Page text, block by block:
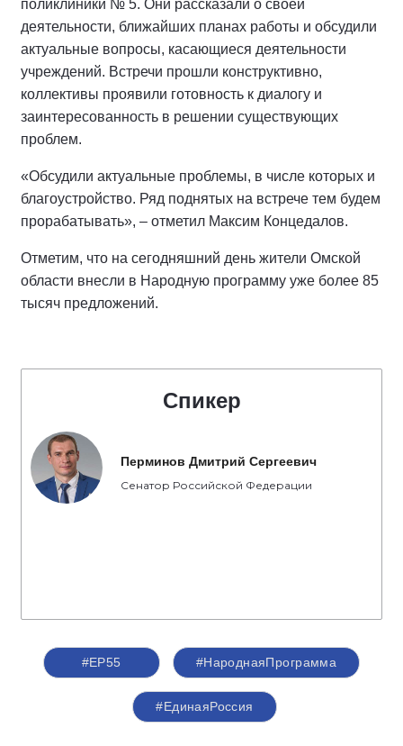
поликлиники № 5. Они рассказали о своей
деятельности, ближайших планах работы и обсудили
актуальные вопросы, касающиеся деятельности
учреждений. Встречи прошли конструктивно,
коллективы проявили готовность к диалогу и
заинтересованность в решении существующих
проблем.
«Обсудили актуальные проблемы, в числе которых и
благоустройство. Ряд поднятых на встрече тем будем
прорабатывать», – отметил Максим Концедалов.
Отметим, что на сегодняшний день жители Омской
области внесли в Народную программу уже более 85
тысяч предложений.
Спикер
Перминов Дмитрий Сергеевич
Сенатор Российской Федерации
#ЕР55 #НароднаяПрограмма
#‎ЕдинаяРоссия